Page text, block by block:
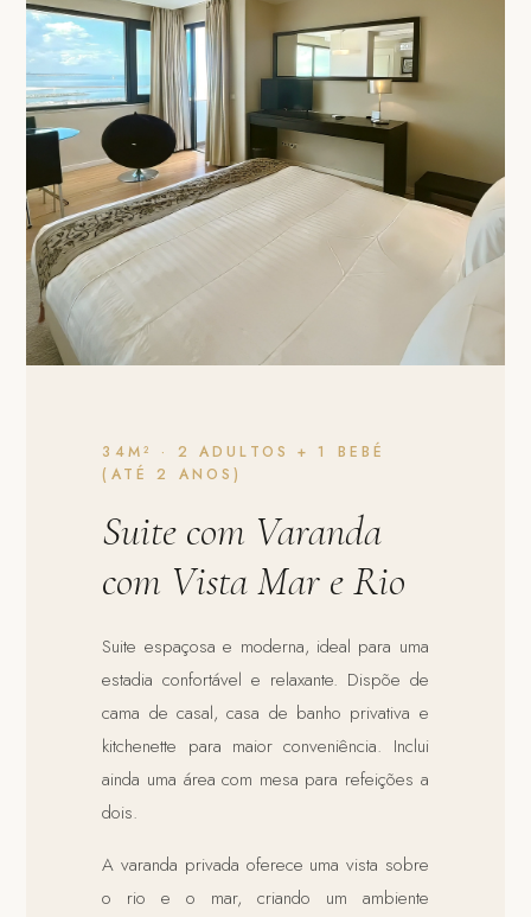
34M² · 2 ADULTOS + 1 BEBÉ
(ATÉ 2 ANOS)
Suite com Varanda
com Vista Mar e Rio
Suite espaçosa e moderna, ideal para uma
estadia confortável e relaxante. Dispõe de
cama de casal, casa de banho privativa e
kitchenette para maior conveniência. Inclui
ainda uma área com mesa para refeições a
dois.
A varanda privada oferece uma vista sobre
o rio e o mar, criando um ambiente